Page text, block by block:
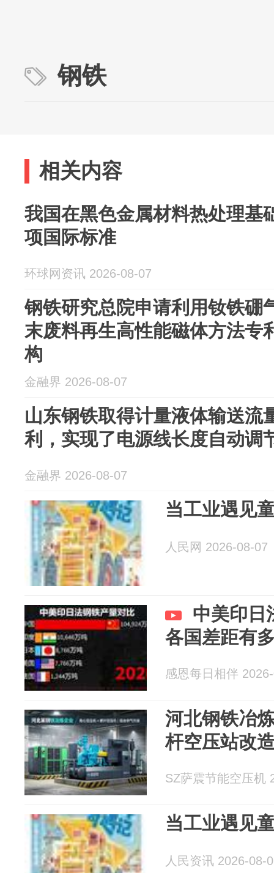
钢铁
相关内容
我国在黑色金属材料热处理基
项国际标准
环球网资讯 2026-08-07
钢铁研究总院申请利用钕铁硼
末废料再生高性能磁体方法专
构
金融界 2026-08-07
山东钢铁取得计量液体输送流
利，实现了电源线长度自动调
金融界 2026-08-07
当工业遇见
人民网 2026-08-07
中美印日
各国差距有
感恩每日相伴
河北钢铁冶
杆空压站改
SZ萨震节能空压机
当工业遇见
人民资讯 2026-08-